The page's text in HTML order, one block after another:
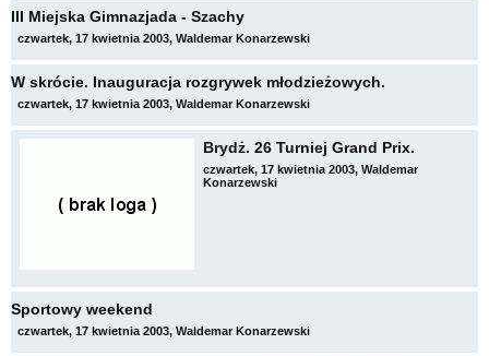
III Miejska Gimnazjada - Szachy
czwartek, 17 kwietnia 2003, Waldemar Konarzewski
W skrócie. Inauguracja rozgrywek młodzieżowych.
czwartek, 17 kwietnia 2003, Waldemar Konarzewski
Brydż. 26 Turniej Grand Prix.
czwartek, 17 kwietnia 2003, Waldemar
Konarzewski
Sportowy weekend
czwartek, 17 kwietnia 2003, Waldemar Konarzewski